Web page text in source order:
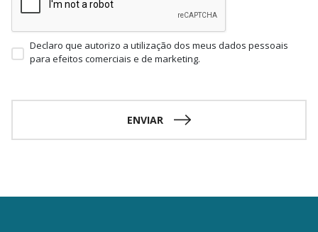
Declaro que autorizo a utilização dos meus dados pessoais
para efeitos comerciais e de marketing.
ENVIAR